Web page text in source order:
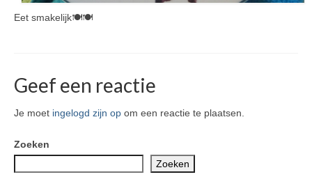
Eet smakelijk🍽🍽
Geef een reactie
Je moet ingelogd zijn op om een reactie te plaatsen.
Zoeken
Zoeken